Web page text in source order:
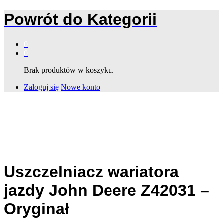
Powrót do Kategorii
Brak produktów w koszyku.
Zaloguj się Nowe konto
Uszczelniacz wariatora
jazdy John Deere Z42031 –
Oryginał